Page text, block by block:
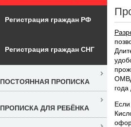
года
Регистрация граждан РФ
Регистрация граждан СНГ
ПОСТОЯННАЯ ПРОПИСКА
ПРОПИСКА ДЛЯ РЕБЁНКА